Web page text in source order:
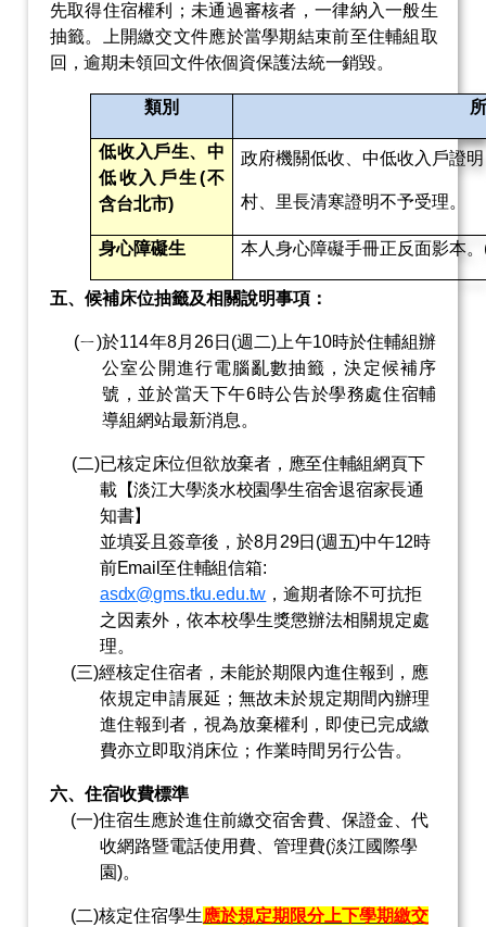
先取得住宿權利；未通過審核者，一律納入一般生
抽籤。上開繳交文件應於當學期結束前至住輔組取
回，逾期未領回文件依個資保護法統一銷毀。
類別
低收入戶生、中
低收入戶生(不
含台北市)
政府機關低收、中低收入戶證
村、里長清寒證明不予受理。
身心障礙生 本人身心障礙手冊正反面影本。
五、 候補床位抽籤及相關說明事項：
(ㄧ)於114年8月 26日 (週二) 上午10時於住輔組辦
公室公開進行電腦亂數抽籤，決定候補序
號，並於當天下午6時公告於學務處住宿輔
導組網站最新消息。
(二)已核定床位但欲放棄者，應至住輔組網頁下
載【淡江大學淡水校園學生宿舍退宿家長通
知書】
並填妥且簽章後，於8月 29日 (週五)中午12時
前Email至住輔組信箱:
asdx@gms.tku.edu.tw ，逾期者除不可抗拒
之因素外，依本校學生獎懲辦法相關規定處
理。
(三)經核定住宿者，未能於期限內進住報到，應
依規定申請展延；無故未於規定期間內辦理
進住報到者，視為放棄權利，即使已完成繳
費亦立即取消床位；作業時間另行公告。
六、住宿收費標準
(一)住宿生應於進住前繳交宿舍費、保證金、代
收網路暨電話使用費、管理費(淡江國際學
園)。
(二)核定住宿學生應於規定期限分上下學期繳交